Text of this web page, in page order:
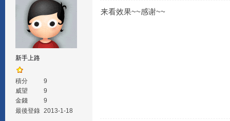
新手上路
積分
9
威望
9
金錢
9
最後登錄 2013-1-18
来看效果~~感谢~~